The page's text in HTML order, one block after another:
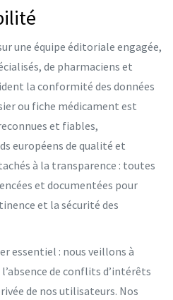
une équipe éditoriale engagée,
de pharmaciens et
la conformité des données
ou fiche médicament est
et fiables,
européens de qualité et
à la transparence : toutes
et documentées pour
et la sécurité des
essentiel : nous veillons à
de conflits d’intérêts
de nos utilisateurs. Nos